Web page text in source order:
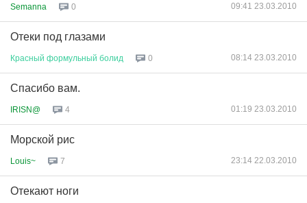
Semanna 0 09:41 23.03.2010
Отеки под глазами
Красный формульный болид 0 08:14 23.03.2010
Спасибо вам.
IRISN@ 4 01:19 23.03.2010
Морской рис
Louis~ 7 23:14 22.03.2010
Отекают ноги